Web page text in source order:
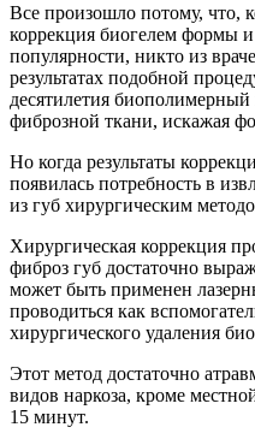
Все произошло потому, что,
коррекция биогелем формы
популярности, никто из
результатах подобной
десятилетия биополимерный
фиброзной ткани, искажая
Но когда результаты
появилась потребность в
из губ хирургическим
Хирургическая коррекция
фиброз губ достаточно
может быть применен
проводиться как
хирургического удаления
Этот метод достаточно
видов наркоза, кроме
15 минут.